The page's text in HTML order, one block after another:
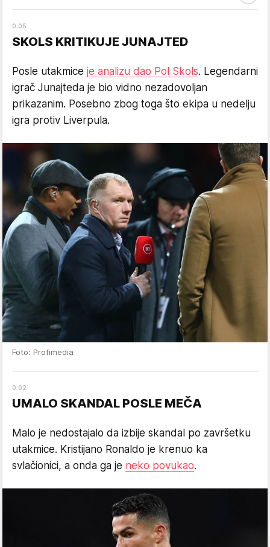
0:05
SKOLS KRITIKUJE JUNAJTED
Posle utakmice je analizu dao Pol Skols. Legendarni
igrač Junajteda je bio vidno nezadovoljan
prikazanim. Posebno zbog toga što ekipa u nedelju
igra protiv Liverpula.
Foto: Profimedia
0:02
UMALO SKANDAL POSLE MEČA
Malo je nedostajalo da izbije skandal po završetku
utakmice. Kristijano Ronaldo je krenuo ka
svlačionici, a onda ga je neko povukao.